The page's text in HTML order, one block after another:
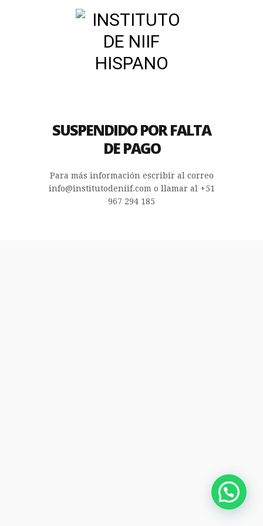
SUSPENDIDO POR FALTA
DE PAGO
Para más información escribir al correo
info@institutodeniif.com o llamar al +51
967 294 185